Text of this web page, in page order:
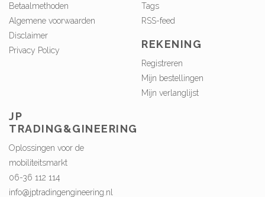
Betaalmethoden
Algemene voorwaarden
Disclaimer
Privacy Policy
Tags
RSS-feed
REKENING
Registreren
Mijn bestellingen
Mijn verlanglijst
JP
TRADING&GINEERING
Oplossingen voor de
mobiliteitsmarkt
06-36 112 114
info@jptradingengineering.nl